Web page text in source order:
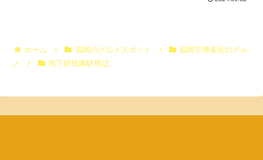
ホーム 福岡のグルメスポット
福岡市博多区のグル
メ
地下鉄祇園駅周辺